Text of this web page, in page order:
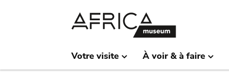
Votre visite À voir & à faire